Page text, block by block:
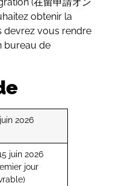
obtenir la
devrez vous rendre
bureau de
2026
juin 2026
jour